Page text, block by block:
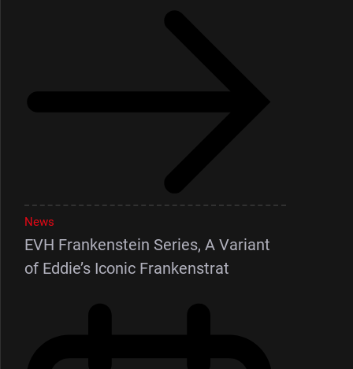
News
EVH Frankenstein Series, A Variant
of Eddie’s Iconic Frankenstrat